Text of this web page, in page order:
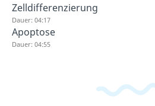
Zelldifferenzierung
Dauer: 04:17
Apoptose
Dauer: 04:55